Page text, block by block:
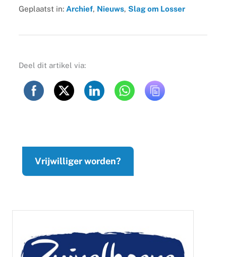
Geplaatst in: Archief, Nieuws, Slag om Losser
Deel dit artikel via:
Vrijwilliger worden?